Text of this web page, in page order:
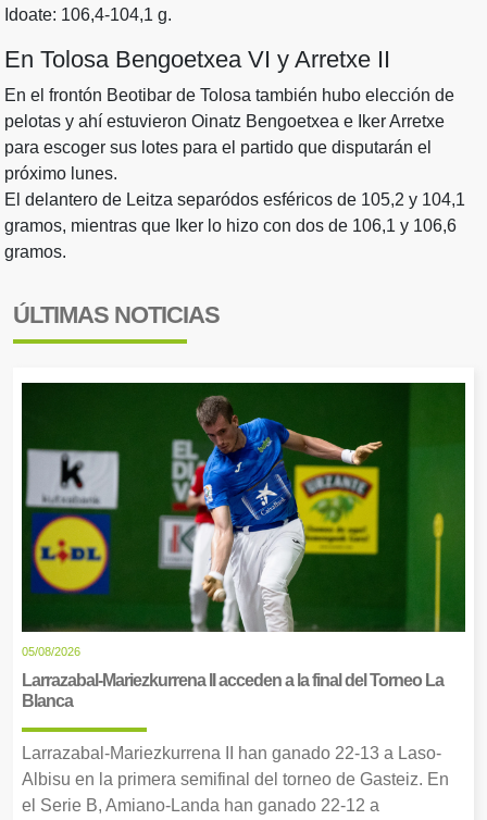
Idoate: 106,4-104,1 g.
En Tolosa Bengoetxea VI y Arretxe II
En el frontón Beotibar de Tolosa también hubo elección de
pelotas y ahí estuvieron Oinatz Bengoetxea e Iker Arretxe
para escoger sus lotes para el partido que disputarán el
próximo lunes.
El delantero de Leitza separódos esféricos de 105,2 y 104,1
gramos, mientras que Iker lo hizo con dos de 106,1 y 106,6
gramos.
ÚLTIMAS NOTICIAS
05/08/2026
Larrazabal-Mariezkurrena II acceden a la final del Torneo La
Blanca
Larrazabal-Mariezkurrena II han ganado 22-13 a Laso-
Albisu en la primera semifinal del torneo de Gasteiz. En
el Serie B, Amiano-Landa han ganado 22-12 a